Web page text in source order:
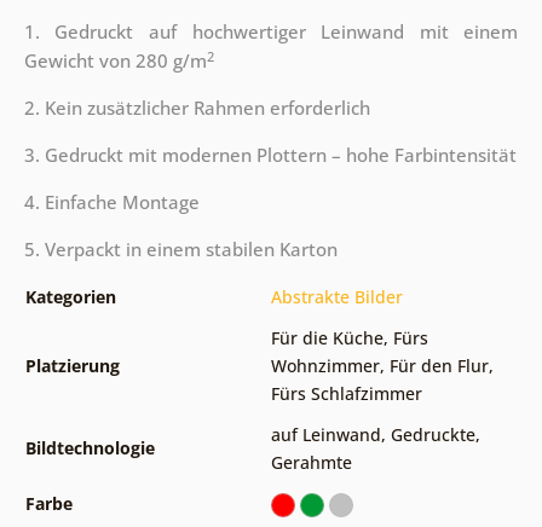
1. Gedruckt auf hochwertiger Leinwand mit einem
Gewicht von 280 g/m2
2. Kein zusätzlicher Rahmen erforderlich
3. Gedruckt mit modernen Plottern – hohe Farbintensität
4. Einfache Montage
5. Verpackt in einem stabilen Karton
Kategorien Abstrakte Bilder
Platzierung
Für die Küche, Fürs
Wohnzimmer, Für den Flur,
Fürs Schlafzimmer
Bildtechnologie
auf Leinwand, Gedruckte,
Gerahmte
Farbe